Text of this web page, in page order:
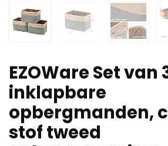
EZOWare Set van
inklapbare
opbergmanden,
stof tweed